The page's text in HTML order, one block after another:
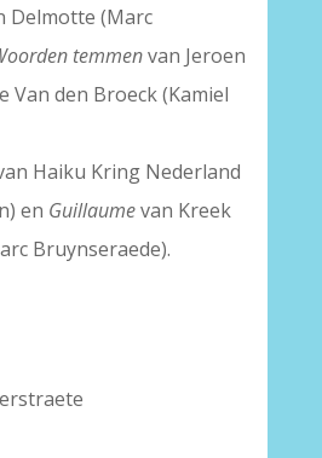
Delmotte (Marc
temmenvan Jeroen
Van den Broeck (Kamiel
Haiku Kring Nederland
en Guillaumevan Kreek
Bruynseraede).